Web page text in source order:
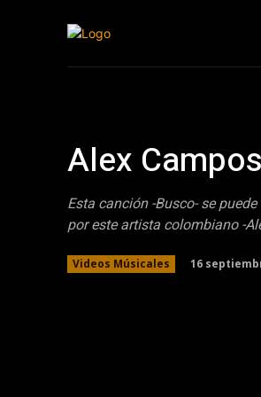
Alex
Esta canción -Busco- se
por este artista colombiano -
Videos Músicales 16